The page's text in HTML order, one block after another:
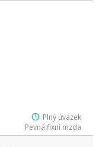
Plný úvazek
Pevná fixní mzda